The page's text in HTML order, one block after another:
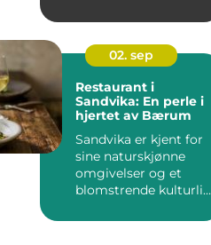
02. sep
Restaurant i
Sandvika: En perle i
hjertet av Bærum
Sandvika er kjent for
sine naturskjønne
omgivelser og et
blomstrende kulturliv.